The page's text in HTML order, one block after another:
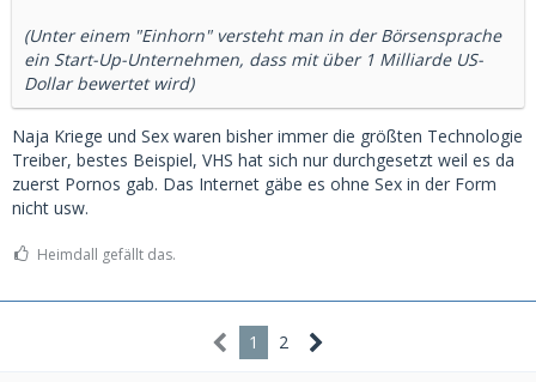
(Unter einem "Einhorn" versteht man in der Börsensprache
ein Start-Up-Unternehmen, dass mit über 1 Milliarde US-
Dollar bewertet wird)
Naja Kriege und Sex waren bisher immer die größten Technologie
Treiber, bestes Beispiel, VHS hat sich nur durchgesetzt weil es da
zuerst Pornos gab. Das Internet gäbe es ohne Sex in der Form
nicht usw.
Heimdall gefällt das.
1 2